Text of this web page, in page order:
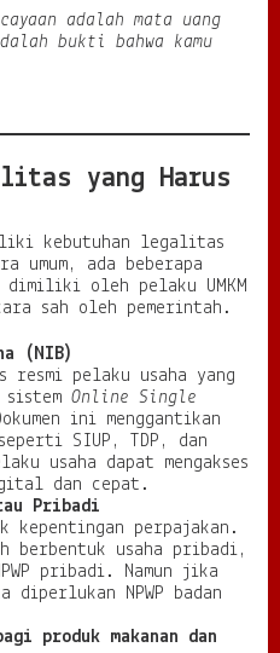
adalah mata uang
bukti bahwa kamu
yang Harus
kebutuhan legalitas
umum, ada beberapa
dimiliki oleh pelaku UMKM
sah oleh pemerintah.
(NIB)
pelaku usaha yang
Online Single
ini menggantikan
SIUP, TDP, dan
usaha dapat mengakses
dan cepat.
Pribadi
kepentingan perpajakan.
berbentuk usaha pribadi,
pribadi. Namun jika
diperlukan NPWP badan
produk makanan dan